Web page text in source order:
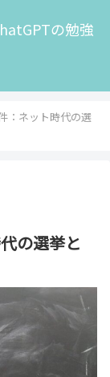
の勉強
：ネット時代の選
の選挙と